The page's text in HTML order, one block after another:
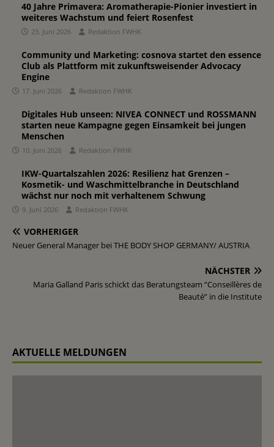
40 Jahre Primavera: Aromatherapie-Pionier investiert in
weiteres Wachstum und feiert Rosenfest
23. Juni 2026 Redaktion FWHK
Community und Marketing: cosnova startet den essence
Club als Plattform mit zukunftsweisender Advocacy
Engine
17. Juni 2026 Redaktion FWHK
Digitales Hub unseen: NIVEA CONNECT und ROSSMANN
starten neue Kampagne gegen Einsamkeit bei jungen
Menschen
10. Juni 2026 Redaktion FWHK
IKW-Quartalszahlen 2026: Resilienz hat Grenzen –
Kosmetik- und Waschmittelbranche in Deutschland
wächst nur noch mit verhaltenem Schwung
9. Juni 2026 Redaktion FWHK
VORHERIGER
Neuer General Manager bei THE BODY SHOP GERMANY/ AUSTRIA
NÄCHSTER
Maria Galland Paris schickt das Beratungsteam “Conseillères de
Beauté” in die Institute
AKTUELLE MELDUNGEN